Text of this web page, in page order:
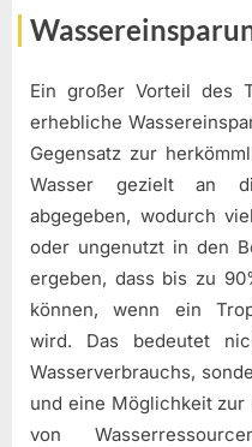
Ein großer Vorteil des
erhebliche
Gegensatz zur
Wasser gezielt an
abgegeben, wodurch
oder ungenutzt in den
ergeben, dass bis zu
können, wenn ein
wird. Das bedeutet
Wasserverbrauchs,
und eine Möglichkeit
von